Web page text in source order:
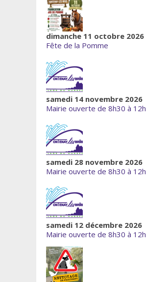
dimanche 11 octobre 2026
Fête de la Pomme
samedi 14 novembre 2026
Mairie ouverte de 8h30 à 12h
samedi 28 novembre 2026
Mairie ouverte de 8h30 à 12h
samedi 12 décembre 2026
Mairie ouverte de 8h30 à 12h